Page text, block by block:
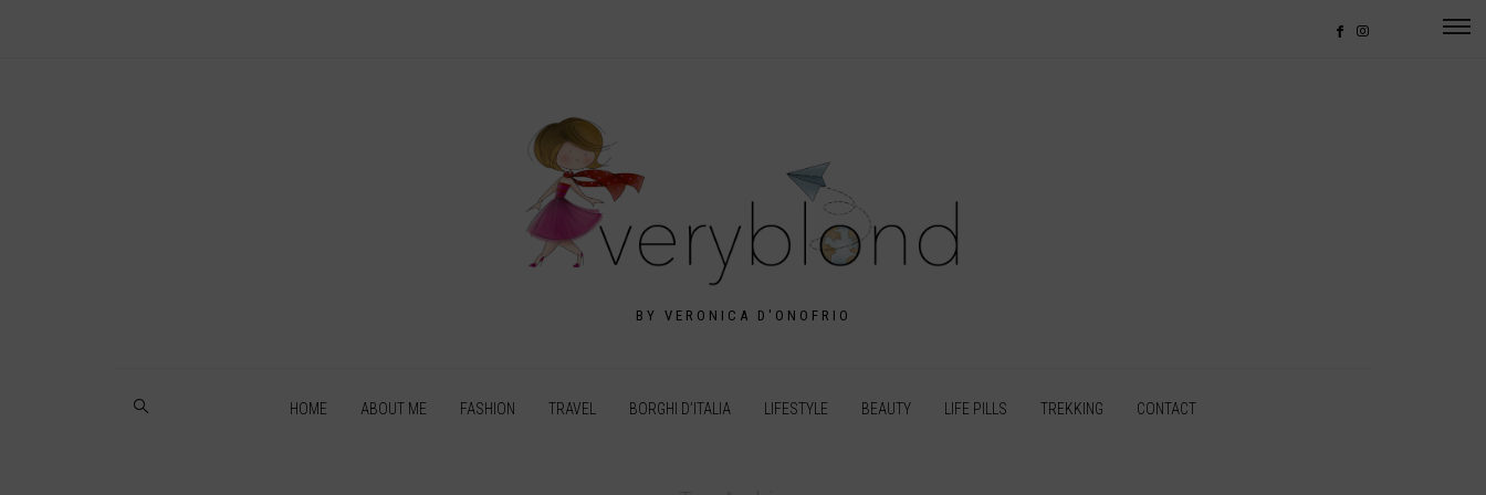
BY VERONICA D'ONOFRIO
HOME ABOUT ME FASHION TRAVEL BORGHI D’ITALIA LIFESTYLE BEAUTY LIFE PILLS TREKKING CONTACT